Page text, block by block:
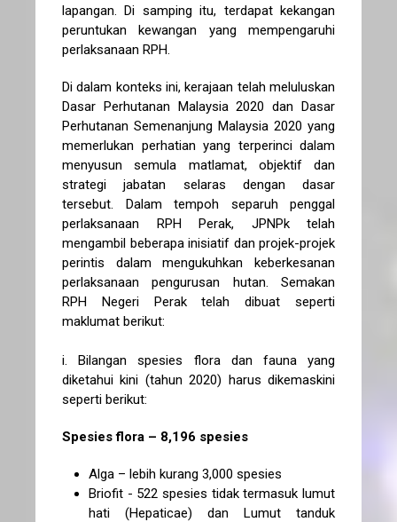
lapangan. Di samping itu, terdapat kekangan
peruntukan kewangan yang mempengaruhi
perlaksanaan RPH.
Di dalam konteks ini, kerajaan telah meluluskan
Dasar Perhutanan Malaysia 2020 dan Dasar
Perhutanan Semenanjung Malaysia 2020 yang
memerlukan perhatian yang terperinci dalam
menyusun semula matlamat, objektif dan
strategi jabatan selaras dengan dasar
tersebut. Dalam tempoh separuh penggal
perlaksanaan RPH Perak, JPNPk telah
mengambil beberapa inisiatif dan projek-projek
perintis dalam mengukuhkan keberkesanan
perlaksanaan pengurusan hutan. Semakan
RPH Negeri Perak telah dibuat seperti
maklumat berikut:
i. Bilangan spesies flora dan fauna yang
diketahui kini (tahun 2020) harus dikemaskini
seperti berikut:
Spesies flora – 8,196 spesies
Alga – lebih kurang 3,000 spesies
Briofit - 522 spesies tidak termasuk lumut
hati (Hepaticae) dan Lumut tanduk